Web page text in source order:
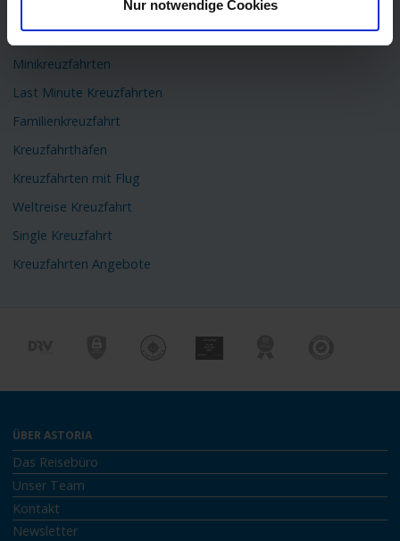
Nur notwendige Cookies
Kreuzfahrtschiffe
Minikreuzfahrten
Last Minute Kreuzfahrten
Familienkreuzfahrt
Kreuzfahrthäfen
Kreuzfahrten mit Flug
Weltreise Kreuzfahrt
Single Kreuzfahrt
Kreuzfahrten Angebote
ÜBER ASTORIA
Das Reisebüro
Unser Team
Kontakt
Newsletter